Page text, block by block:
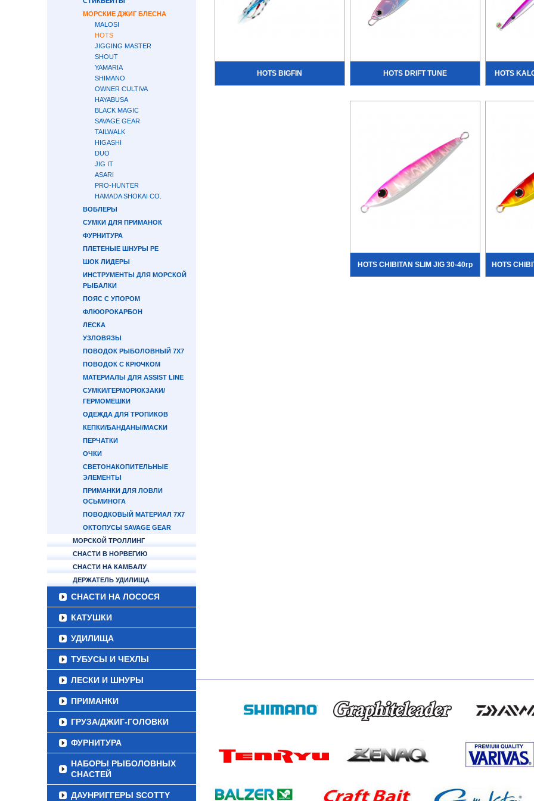
МОРСКИЕ ДЖИГ БЛЕСНА
MALOSI
HOTS
JIGGING MASTER
SHOUT
YAMARIA
SHIMANO
OWNER CULTIVA
HAYABUSA
BLACK MAGIC
SAVAGE GEAR
TAILWALK
HIGASHI
DUO
JIG IT
ASARI
PRO-HUNTER
HAMADA SHOKAI CO.
ВОБЛЕРЫ
СУМКИ ДЛЯ ПРИМАНОК
ФУРНИТУРА
ПЛЕТЕНЫЕ ШНУРЫ PE
ШОК ЛИДЕРЫ
ИНСТРУМЕНТЫ ДЛЯ МОРСКОЙ
РЫБАЛКИ
ПОЯС С УПОРОМ
ФЛЮОРОКАРБОН
ЛЕСКА
УЗЛОВЯЗЫ
ПОВОДОК РЫБОЛОВНЫЙ 7Х7
ПОВОДОК С КРЮЧКОМ
МАТЕРИАЛЫ ДЛЯ ASSIST LINE
СУМКИ/ГЕРМОРЮКЗАКИ/
ГЕРМОМЕШКИ
ОДЕЖДА ДЛЯ ТРОПИКОВ
КЕПКИ/БАНДАНЫ/МАСКИ
ПЕРЧАТКИ
ОЧКИ
СВЕТОНАКОПИТЕЛЬНЫЕ
ЭЛЕМЕНТЫ
ПРИМАНКИ ДЛЯ ЛОВЛИ
ОСЬМИНОГА
ПОВОДКОВЫЙ МАТЕРИАЛ 7Х7
ОКТОПУСЫ SAVAGE GEAR
МОРСКОЙ ТРОЛЛИНГ
СНАСТИ В НОРВЕГИЮ
СНАСТИ НА КАМБАЛУ
ДЕРЖАТЕЛЬ УДИЛИЩА
СНАСТИ НА ЛОСОСЯ
КАТУШКИ
УДИЛИЩА
ТУБУСЫ И ЧЕХЛЫ
ЛЕСКИ И ШНУРЫ
ПРИМАНКИ
ГРУЗА/ДЖИГ-ГОЛОВКИ
ФУРНИТУРА
НАБОРЫ РЫБОЛОВНЫХ
СНАСТЕЙ
ДАУНРИГГЕРЫ SCOTTY
HOTS BIGFIN HOTS DRIFT TUNE HOTS
HOTS CHIBITAN SLIM JIG 30-40гр HOTS